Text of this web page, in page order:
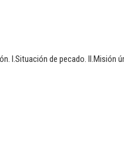
I.Situación de pecado. II.Misión